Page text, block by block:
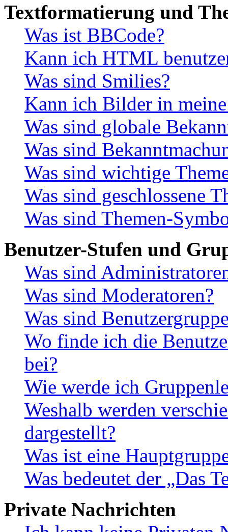
Textformatierung und
Was ist BBCode?
Kann ich HTML
Was sind Smilies?
Kann ich Bilder in
Was sind globale
Was sind
Was sind wichtige
Was sind geschlossene
Was sind Themen-
Benutzer-Stufen und
Was sind
Was sind Moderatoren?
Was sind
Wo finde ich die
bei?
Wie werde ich
Weshalb werden
dargestellt?
Was ist eine
Was bedeutet der „Das
Private Nachrichten